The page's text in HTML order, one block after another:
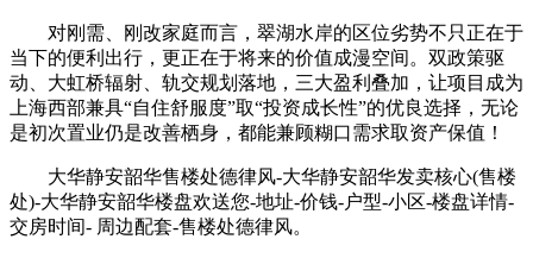
对刚需、刚改家庭而言，翠湖水岸的区位劣势不只正在于
当下的便利出行，更正在于将来的价值成漫空间。双政策驱
动、大虹桥辐射、轨交规划落地，三大盈利叠加，让项目成为
上海西部兼具“自住舒服度”取“投资成长性”的优良选择，无论
是初次置业仍是改善栖身，都能兼顾糊口需求取资产保值！
大华静安韶华售楼处德律风-大华静安韶华发卖核心(售楼
处)-大华静安韶华楼盘欢送您-地址-价钱-户型-小区-楼盘详情-
交房时间- 周边配套-售楼处德律风。